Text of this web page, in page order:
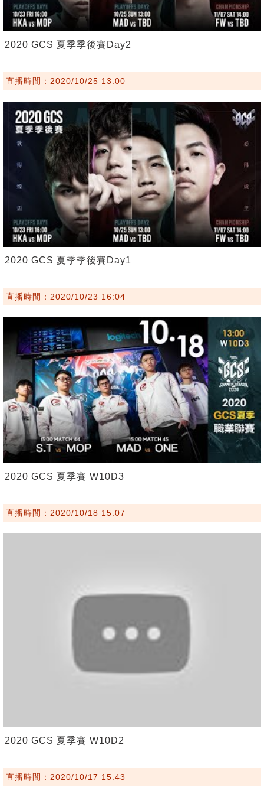
2020 GCS 夏季季後賽Day2
直播時間：2020/10/25 13:00
2020 GCS 夏季季後賽Day1
直播時間：2020/10/23 16:04
2020 GCS 夏季賽 W10D3
直播時間：2020/10/18 15:07
2020 GCS 夏季賽 W10D2
直播時間：2020/10/17 15:43